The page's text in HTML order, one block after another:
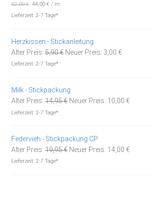
52,00€ 44,00€ / m
Lieferzeit: 2-7 Tage*
Herzkissen - Stickanleitung
Alter Preis: 5,90€ Ursprünglicher
Neuer Preis: 3,00 €Aktueller
Lieferzeit: 2-7 Tage*
Milk - Stickpackung
Alter Preis: 14,95€ Ursprünglicher
Neuer Preis: 10,00 €Aktueller
Lieferzeit: 2-7 Tage*
Federvieh - Stickpackung CP
Alter Preis: 19,95€ Ursprünglicher
Neuer Preis: 14,00 €Aktueller
Lieferzeit: 2-7 Tage*